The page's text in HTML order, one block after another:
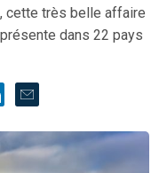
cette très belle affaire
dans 22 pays